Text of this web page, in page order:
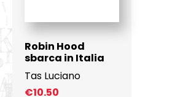
Robin Hood
sbarca in Italia
Tas Luciano
€10.50